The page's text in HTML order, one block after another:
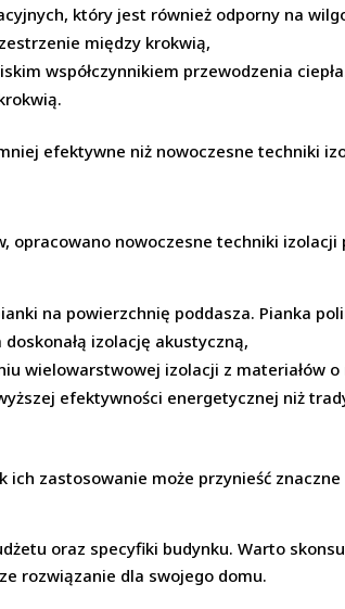
który jest również odporny na
między krokwią,
współczynnikiem przewodzenia
efektywne niż nowoczesne techniki
opracowano nowoczesne techniki izolacji
na powierzchnię poddasza. Pianka
izolację akustyczną,
wielowarstwowej izolacji z materiałów o
efektywności energetycznej niż
zastosowanie może przynieść znaczne
oraz specyfiki budynku. Warto
rozwiązanie dla swojego domu.